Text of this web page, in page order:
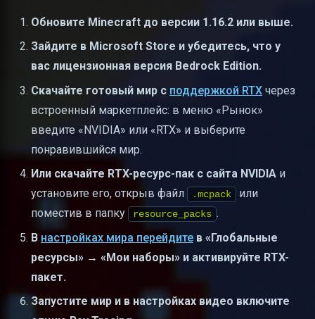
Обновите Minecraft до версии 1.16.2 или выше.
Зайдите в Microsoft Store и убедитесь, что у
вас лицензионная версия Bedrock Edition.
Скачайте готовый мир с поддержкой RTX через
встроенный маркетплейс: в меню «Рынок»
введите «NVIDIA» или «RTX» и выберите
понравившийся мир.
Или скачайте RTX-ресурс-пак с сайта NVIDIA и
установите его, открыв файл
.mcpack
или
поместив в папку
resource_packs .
В настройках мира перейдите в «Глобальные
ресурсы» → «Мои наборы» и активируйте RTX-
пакет.
Запустите мир и в настройках видео включите